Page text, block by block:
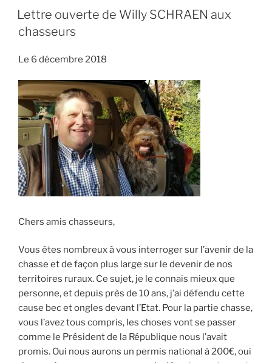
kilomètres
françaises…
enjeu
considérable. »
e
b
o
o
k
er l
s
p
PUBLIÉ
LE
Lettre ouverte de Willy SCHRAEN aux
chasseurs
Le 6 décembre 2018
Chers amis chasseurs,
Vous êtes nombreux à vous interroger sur l’avenir de la
chasse et de façon plus large sur le devenir de nos
territoires ruraux. Ce sujet, je le connais mieux que
personne, et depuis près de 10 ans, j’ai défendu cette
cause bec et ongles devant l’Etat. Pour la partie chasse,
vous l’avez tous compris, les choses vont se passer
comme le Président de la République nous l’avait
promis. Oui nous aurons un permis national à 200€, oui